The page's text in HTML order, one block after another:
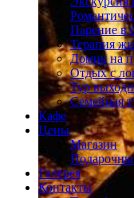
Парение в
Терапия
Домик на
Отдых с
Тур
Семейная
Кафе
Цены
Магазин
Галерея
Контакты